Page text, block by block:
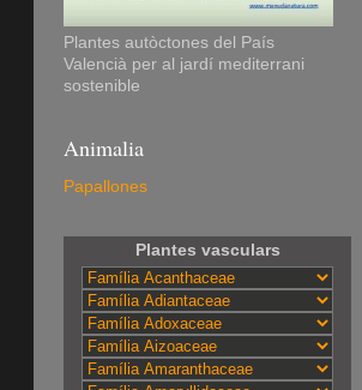
Plantes autòctones del País
Valencià per al jardí mediterrani
sostenible
Animalia
Papallones
Plantes vasculars